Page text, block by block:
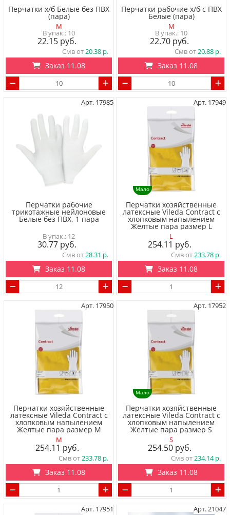
Перчатки х/б Белые без ПВХ
(пара)
M
10
22.15
Смв от20.38
Заказ 11.08
Перчатки рабочие х/б с ПВХ
Белые (пара)
М
10
22.70
Смв от20.88
Заказ 11.08
Арт. 17985
Перчатки рабочие
трикотажные нейлоновые
Белые без ПВХ, 1 пара
12
30.77
Смв от28.31
Заказ 11.08
Арт. 17949
Мало
Перчатки хозяйственные
латексные Vileda Contract с
хлопковым напылением
Желтые пара размер L
L
254.11
Смв от233.78
Заказ 11.08
Арт. 17950
Перчатки хозяйственные
латексные Vileda Contract с
хлопковым напылением
Желтые пара размер M
M
254.11
Смв от233.78
Заказ 11.08
Арт. 17952
Мало
Перчатки хозяйственные
латексные Vileda Contract с
хлопковым напылением
Желтые пара размер S
S
254.50
Смв от234.14
Заказ 11.08
Арт. 17951 Арт. 21047